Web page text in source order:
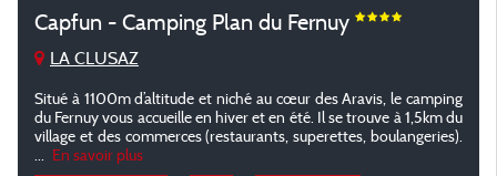
Capfun - Camping Plan du Fernuy
LA CLUSAZ
Situé à 1100m d’altitude et niché au cœur des Aravis, le camping
du Fernuy vous accueille en hiver et en été. Il se trouve à 1,5km du
village et des commerces (restaurants, superettes, boulangeries).
En savoir plus